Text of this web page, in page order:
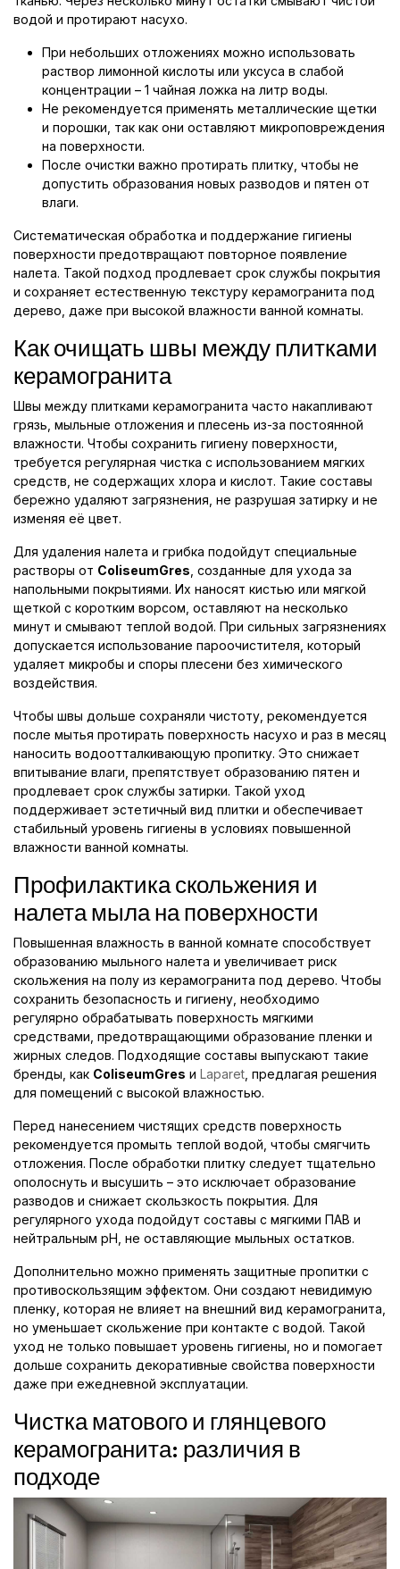
водой и протирают насухо.
При небольших отложениях можно использовать
раствор лимонной кислоты или уксуса в слабой
концентрации – 1 чайная ложка на литр воды.
Не рекомендуется применять металлические щетки
и порошки, так как они оставляют микроповреждения
на поверхности.
После очистки важно протирать плитку, чтобы не
допустить образования новых разводов и пятен от
влаги.
Систематическая обработка и поддержание гигиены
поверхности предотвращают повторное появление
налета. Такой подход продлевает срок службы покрытия
и сохраняет естественную текстуру керамогранита под
дерево, даже при высокой влажности ванной комнаты.
Как очищать швы между плитками
керамогранита
Швы между плитками керамогранита часто накапливают
грязь, мыльные отложения и плесень из-за постоянной
влажности. Чтобы сохранить гигиену поверхности,
требуется регулярная чистка с использованием мягких
средств, не содержащих хлора и кислот. Такие составы
бережно удаляют загрязнения, не разрушая затирку и не
изменяя её цвет.
Для удаления налета и грибка подойдут специальные
растворы от ColiseumGres , созданные для ухода за
напольными покрытиями. Их наносят кистью или мягкой
щеткой с коротким ворсом, оставляют на несколько
минут и смывают теплой водой. При сильных загрязнениях
допускается использование пароочистителя, который
удаляет микробы и споры плесени без химического
воздействия.
Чтобы швы дольше сохраняли чистоту, рекомендуется
после мытья протирать поверхность насухо и раз в месяц
наносить водоотталкивающую пропитку. Это снижает
впитывание влаги, препятствует образованию пятен и
продлевает срок службы затирки. Такой уход
поддерживает эстетичный вид плитки и обеспечивает
стабильный уровень гигиены в условиях повышенной
влажности ванной комнаты.
Профилактика скольжения и
налета мыла на поверхности
Повышенная влажность в ванной комнате способствует
образованию мыльного налета и увеличивает риск
скольжения на полу из керамогранита под дерево. Чтобы
сохранить безопасность и гигиену, необходимо
регулярно обрабатывать поверхность мягкими
средствами, предотвращающими образование пленки и
жирных следов. Подходящие составы выпускают такие
бренды, как ColiseumGres и Laparet , предлагая решения
для помещений с высокой влажностью.
Перед нанесением чистящих средств поверхность
рекомендуется промыть теплой водой, чтобы смягчить
отложения. После обработки плитку следует тщательно
ополоснуть и высушить – это исключает образование
разводов и снижает скользкость покрытия. Для
регулярного ухода подойдут составы с мягкими ПАВ и
нейтральным pH, не оставляющие мыльных остатков.
Дополнительно можно применять защитные пропитки с
противоскользящим эффектом. Они создают невидимую
пленку, которая не влияет на внешний вид керамогранита,
но уменьшает скольжение при контакте с водой. Такой
уход не только повышает уровень гигиены, но и помогает
дольше сохранить декоративные свойства поверхности
даже при ежедневной эксплуатации.
Чистка матового и глянцевого
керамогранита: различия в
подходе